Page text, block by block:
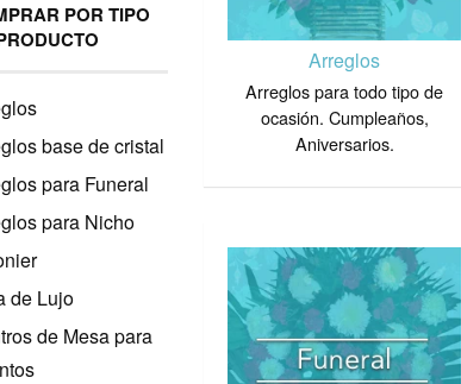
POR TIPO
base de cristal
para Funeral
para Nicho
de Lujo
de Mesa para
Arreglos
Arreglos para todo tipo de
ocasión. Cumpleaños,
Aniversarios.